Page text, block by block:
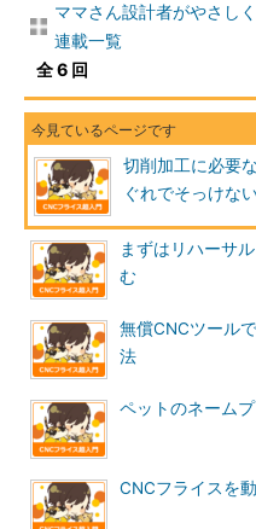
ママさん設計者がやさし
連載一覧
全 6 回
切削加工に必要
ぐれでそっけな
まずはリハーサ
む
無償CNCツール
法
ペットのネーム
CNCフライスを